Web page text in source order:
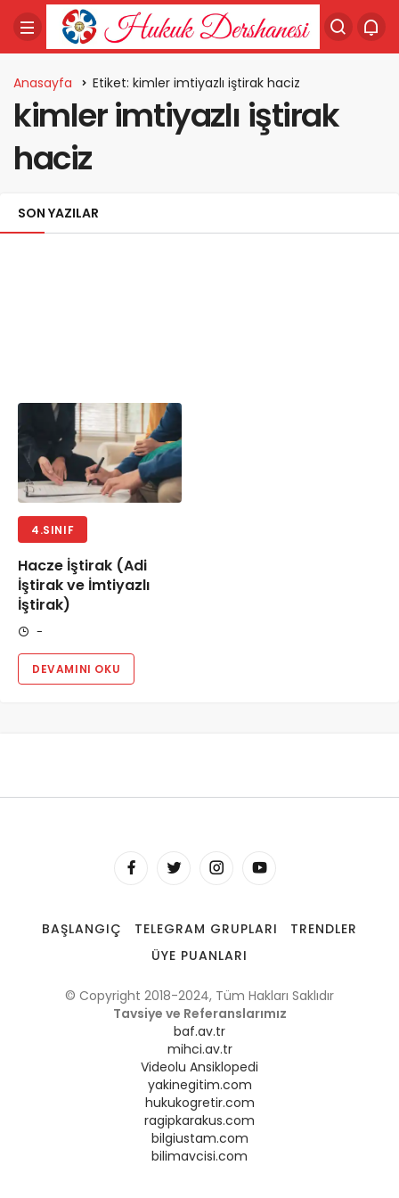
Anasayfa Etiket: kimler imtiyazlı iştirak haciz
kimler imtiyazlı iştirak
haciz
SON YAZILAR
4.SINIF
Hacze İştirak (Adi
İştirak ve İmtiyazlı
İştirak)
-
DEVAMINI OKU
BAŞLANGIÇ TELEGRAM GRUPLARI
TRENDLER
ÜYE PUANLARI
© Copyright 2018-2024, Tüm Hakları Saklıdır
Tavsiye ve Referanslarımız
baf.av.tr
mihci.av.tr
Videolu Ansiklopedi
yakinegitim.com
hukukogretir.com
ragipkarakus.com
bilgiustam.com
bilimavcisi.com